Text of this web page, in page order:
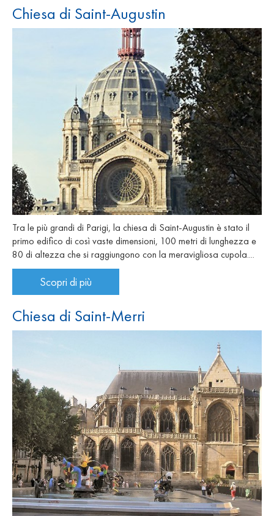
Chiesa di Saint-Augustin
Tra le più grandi di Parigi, la chiesa di Saint-Augustin è stato il
primo edifico di così vaste dimensioni, 100 metri di lunghezza e
80 di altezza che si raggiungono con la meravigliosa cupola....
Scopri di più
Chiesa di Saint-Merri